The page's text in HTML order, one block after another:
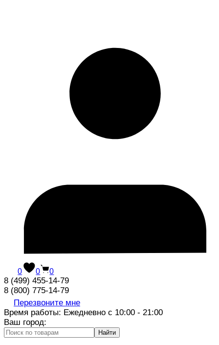
0 0 0
8 (499) 455-14-79
8 (800) 775-14-79
Перезвоните мне
Время работы: Ежедневно с 10:00 - 21:00
Ваш город:
Найти